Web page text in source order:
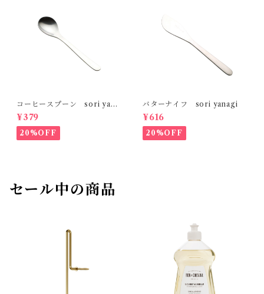
コーヒースプーン sori yana
gi
¥379
20%OFF
バターナイフ sori yanagi
¥616
20%OFF
セール中の商品